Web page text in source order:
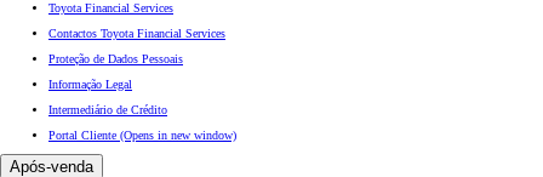
Toyota Financial Services
Contactos Toyota Financial Services
Proteção de Dados Pessoais
Informação Legal
Intermediário de Crédito
Portal Cliente (Opens in new window)
Após-venda